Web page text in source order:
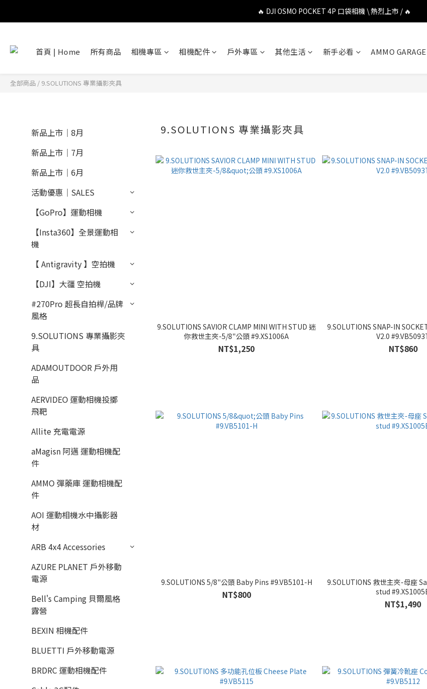
🔥 DJI OSMO POCKET 4P 口袋相機 \ 熱烈上市 / 🔥
🔥 DJI OSMO POCKET 4P 口袋相機 \ 熱烈上市 / 🔥
🔥 Insta360 GO Ultra Hello Kitty 聯名限定套裝 \ 時尚上市 /
首頁 | Home 所有商品 相機專區 相機配件 戶外專區 其他生活 新手必看 AMMO
全部商品 / 9.SOLUTIONS 專業攝影夾具
新品上市｜8月
新品上市｜7月
新品上市｜6月
活動優惠｜SALES
【GoPro】運動相機
【Insta360】全景運動相
機
【 Antigravity 】空拍機
【DJI】大疆 空拍機
#270Pro 超長自拍桿/品牌
風格
9.SOLUTIONS 專業攝影夾
具
ADAMOUTDOOR 戶外用
品
AERVIDEO 運動相機投擲
飛靶
Allite 充電電源
aMagisn 阿邁 運動相機配
件
AMMO 彈藥庫 運動相機配
件
AOI 運動相機水中攝影器
材
ARB 4x4 Accessories
AZURE PLANET 戶外移動
電源
Bell's Camping 貝爾風格
露營
BEXIN 相機配件
BLUETTI 戶外移動電源
BRDRC 運動相機配件
9.SOLUTIONS 專業攝影夾具
9.SOLUTIONS SAVIOR CLAMP MINI WITH STUD 迷
你救世主夾-5/8"公頭 #9.XS1006A
NT$1,250
9.SOLUTIONS SNAP-IN
V2.0
NT$860
9.SOLUTIONS 5/8"公頭 Baby Pins #9.VB5101-H
NT$800
9.SOLUTIONS 救世主夾-母座
stud
NT$1,490